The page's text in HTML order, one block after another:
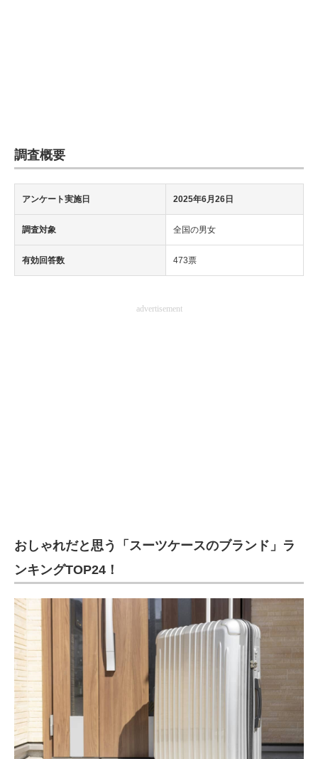
調査概要
アンケート実施日 2025年6月26日
調査対象 全国の男女
有効回答数 473票
advertisement
おしゃれだと思う「スーツケースのブランド」ラ
ンキングTOP24！